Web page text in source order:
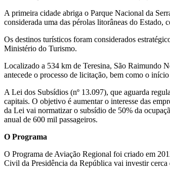
A primeira cidade abriga o Parque Nacional da
considerada uma das pérolas litorâneas do Estado,
Os destinos turísticos foram considerados
Ministério do Turismo.
Localizado a 534 km de Teresina, São Raimundo
antecede o processo de licitação, bem como o
A Lei dos Subsídios (nº 13.097), que aguarda
capitais. O objetivo é aumentar o interesse das
da Lei vai normatizar o subsídio de 50% da
anual de 600 mil passageiros.
O Programa
O Programa de Aviação Regional foi criado em
Civil da Presidência da República vai investir